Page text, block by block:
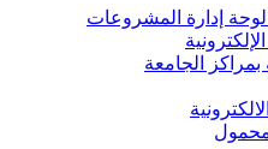
إدارة المشروعات
بمراكز الجامعة